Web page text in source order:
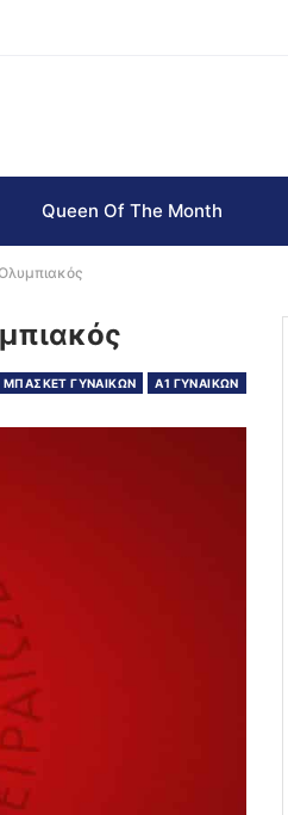
Queen Of The Month
ΜΠΑΣΚΕΤ ΓΥΝΑΙΚΩΝ Α1 ΓΥΝΑΙΚΩΝ